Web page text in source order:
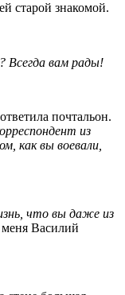
старой знакомой.
Всегда вам рады!
почтальон.
из
как вы воевали,
что вы даже из
меня Василий